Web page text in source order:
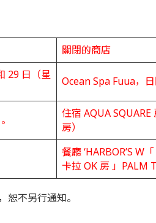
關閉的商店
29 日（星
Ocean Spa Fuua，日
住宿 AQUA
房）
餐廳 ‘HARBOR’S W「
卡拉 OK 房 」PALM
恕不另行通知。